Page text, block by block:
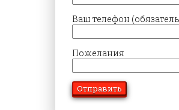
Ваш телефон
Пожелания